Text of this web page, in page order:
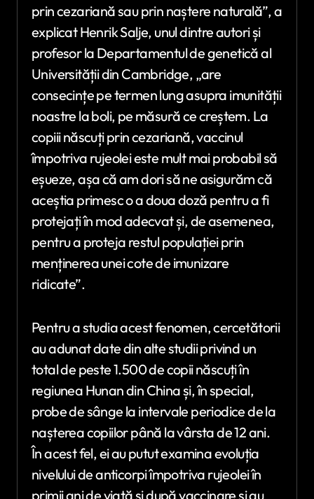
prin cezariană sau prin naștere naturală”, a
explicat Henrik Salje, unul dintre autori și
profesor la Departamentul de genetică al
Universității din Cambridge, „are
consecințe pe termen lung asupra imunității
noastre la boli, pe măsură ce creștem. La
copiii născuți prin cezariană, vaccinul
împotriva rujeolei este mult mai probabil să
eșueze, așa că am dori să ne asigurăm că
aceștia primesc o a doua doză pentru a fi
protejați în mod adecvat și, de asemenea,
pentru a proteja restul populației prin
menținerea unei cote de imunizare
ridicate”.
Pentru a studia acest fenomen, cercetătorii
au adunat date din alte studii privind un
total de peste 1.500 de copii născuți în
regiunea Hunan din China și, în special,
probe de sânge la intervale periodice de la
nașterea copiilor până la vârsta de 12 ani.
În acest fel, ei au putut examina evoluția
nivelului de anticorpi împotriva rujeolei în
primii ani de viață și după vaccinare și au